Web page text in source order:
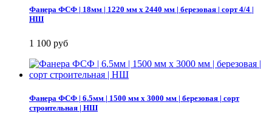
Фанера ФСФ | 18мм | 1220 мм х 2440 мм | березовая | сорт 4/4 |
НШ
1 100 руб
Фанера ФСФ | 6.5мм | 1500 мм х 3000 мм | березовая | сорт
строительная | НШ